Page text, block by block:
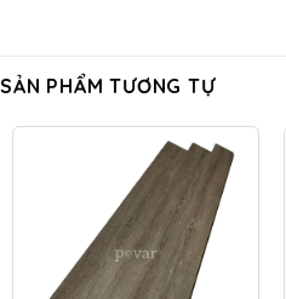
SẢN PHẨM TƯƠNG TỰ